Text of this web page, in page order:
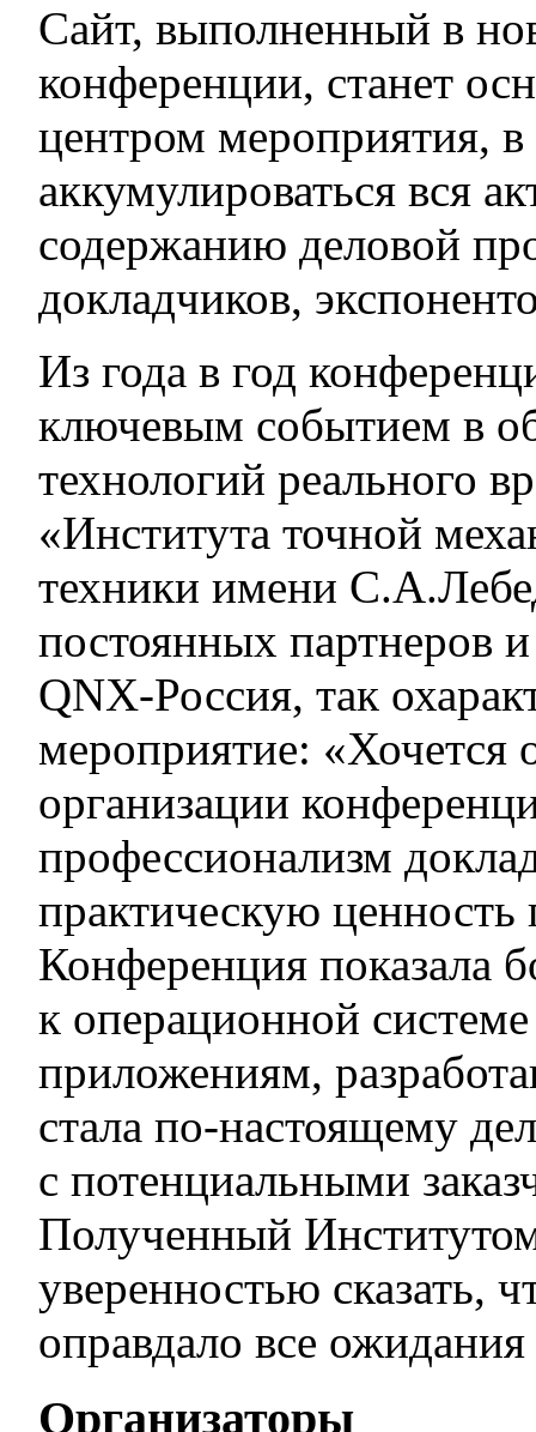
Сайт, выполненный в
конференции, станет
центром мероприятия, в
аккумулироваться вся
содержанию деловой
докладчиков,
Из года в год
ключевым событием в
технологий реального
«Института точной
техники имени
постоянных партнеров
QNX-Россия, так
мероприятие: «Хочется
организации
профессионализм
практическую
Конференция показала
к операционной
приложениям,
стала по-настоящему
с потенциальными
Полученный
уверенностью сказать,
оправдало все
Организаторы